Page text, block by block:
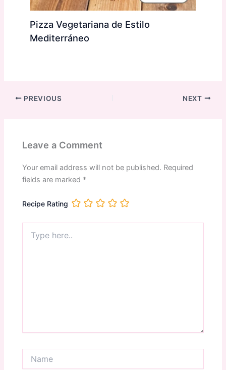
Pizza Vegetariana de Estilo
Mediterráneo
PREVIOUS NEXT
Leave a Comment
Your email address will not be published. Required
fields are marked *
Recipe Rating
here..